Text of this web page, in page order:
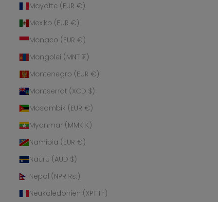
Mayotte (EUR €)
Mexiko (EUR €)
Monaco (EUR €)
Mongolei (MNT ₮)
Montenegro (EUR €)
Montserrat (XCD $)
Mosambik (EUR €)
Myanmar (MMK K)
Namibia (EUR €)
Nauru (AUD $)
Nepal (NPR Rs.)
Neukaledonien (XPF Fr)